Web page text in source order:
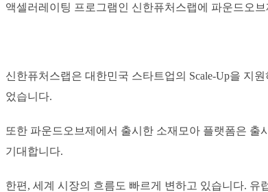
액셀러레이팅 프로그램인 신한퓨처스랩에 파운드오
신한퓨처스랩은 대한민국 스타트업의 Scale-Up을 지
었습니다.
또한 파운드오브제에서 출시한 소재모아 플랫폼은
기대합니다.
한편, 세계 시장의 흐름도 빠르게 변하고 있습니다. 유